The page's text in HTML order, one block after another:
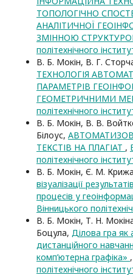
ТОПОЛОГІЧНО
АНАЛІТИЧНОЇ
ЗМІННОЮ
політехнічного
В. Б. Мокін, В. Г.
ТЕХНОЛОГІЯ
ПАРАМЕТРІВ
ГЕОМЕТРИЧНИМИ
політехнічного
В. Б. Мокін, В. В.
Білоус,
ТЕКСТІВ НА ПЛАГІАТ ,
політехнічного
В. Б. Мокін, Є. М.
візуалізації
процесів у
Вінницького
В. Б. Мокін, Т. Н.
Боцула, Ділова гра
дистанційного
комп’ютерна графіка» ,
політехнічного